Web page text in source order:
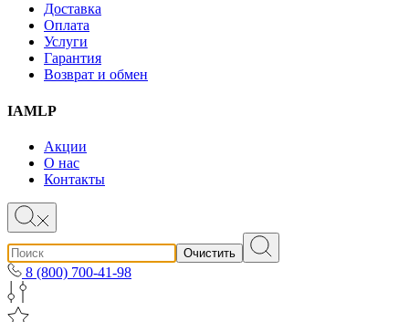
Доставка
Оплата
Услуги
Гарантия
Возврат и обмен
IAMLP
Акции
О нас
Контакты
Очистить
8 (800) 700-41-98